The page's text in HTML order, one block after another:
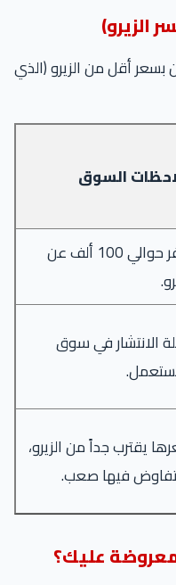
بسعر أقل من الزيرو (الذي
السوق
توفر حوالي 100 ألف عن
الانتشار في سوق
يقترب جداً من الزيرو،
فيها صعب.
عليك؟